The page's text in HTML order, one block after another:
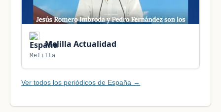
Melilla Actualidad
Melilla
Ver todos los periódicos de España →